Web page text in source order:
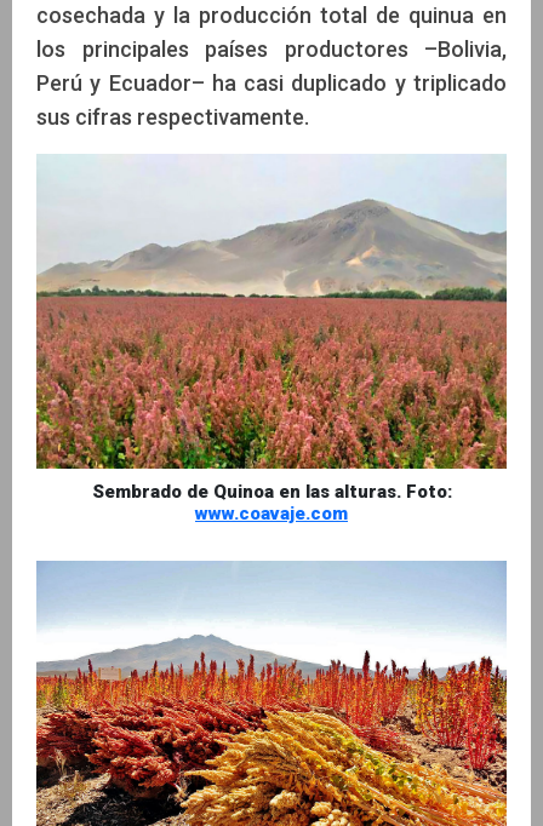
cosechada y la producción total de quinua en
los principales países productores –Bolivia,
Perú y Ecuador– ha casi duplicado y triplicado
sus cifras respectivamente.
Sembrado de Quinoa en las alturas. Foto:
www.coavaje.com